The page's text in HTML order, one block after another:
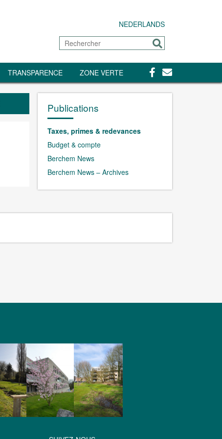
NEDERLANDS
Rechercher
Envoyer
TRANSPARENCE ZONE VERTE Facebook
Contact
Publications
Taxes, primes & redevances
Budget & compte
Berchem News
Berchem News – Archives